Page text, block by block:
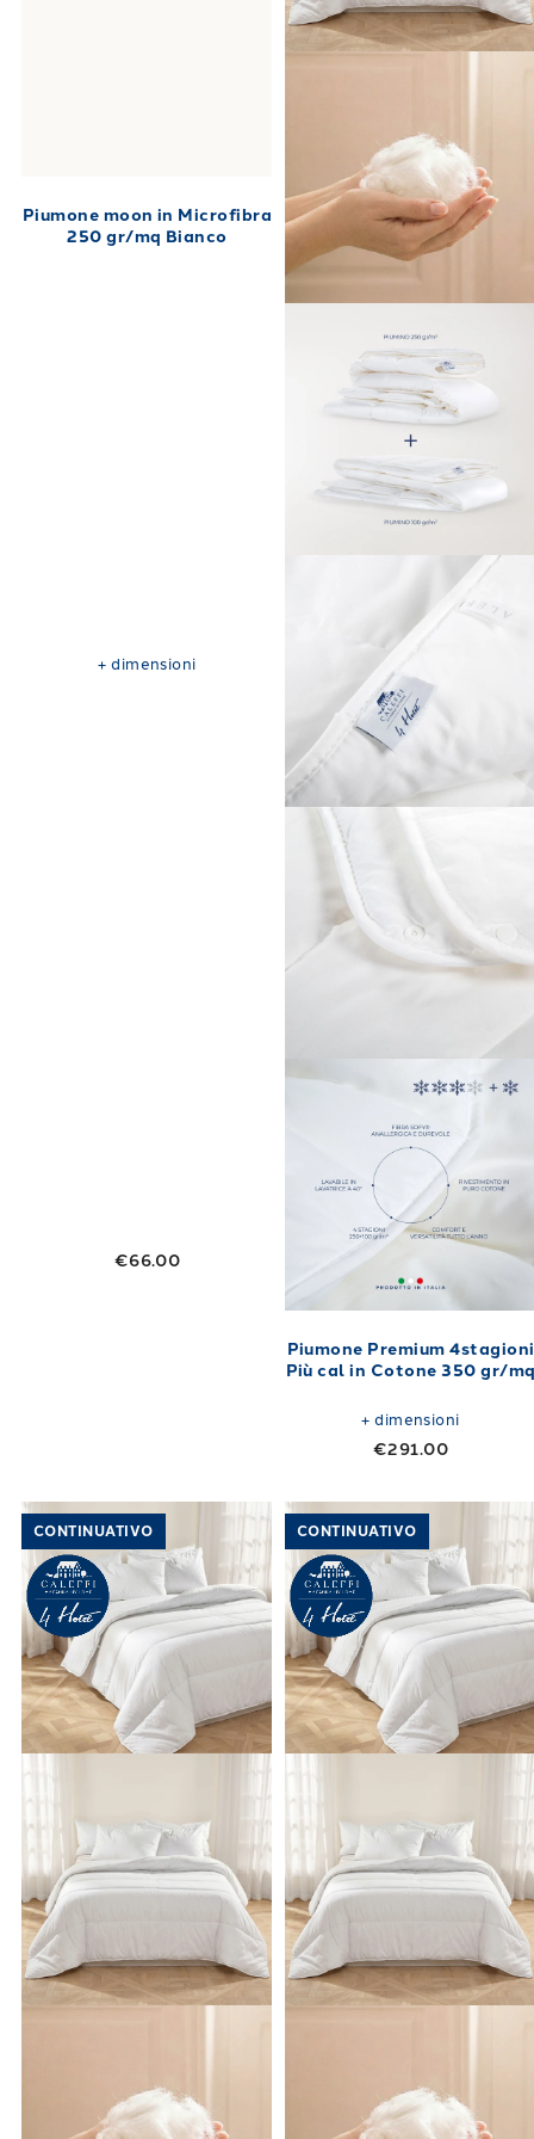
Piumone moon in Microfibra
250 gr/mq Bianco
€66.00
+dimensioni
Piumone Premium 4stagioni
Più cal in Cotone 350 gr/
€291.00
+dimensioni
Link to " Piumone Premium più caldo in
CONTINUATIVO
Link to "
CONTINUATIVO